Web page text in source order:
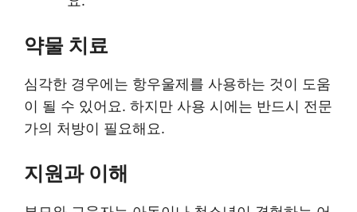
약물 치료
심각한 경우에는 항우울제를 사용하는 것이 도움
이 될 수 있어요. 하지만 사용 시에는 반드시 전문
가의 처방이 필요해요.
지원과 이해